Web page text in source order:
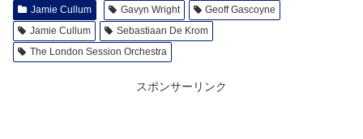
Jamie Cullum Gavyn Wright
Geoff Gascoyne
Jamie Cullum
Sebastiaan De Krom
The London Session Orchestra
スポンサーリンク